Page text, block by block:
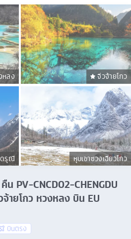
หลง จิ่วจ้ายโกว
ดรุณี หุบเขาซวงเฉียวโกว
PV-CNCD02-CHENGDU
ายโกว หวงหลง บิน EU
บินตรง